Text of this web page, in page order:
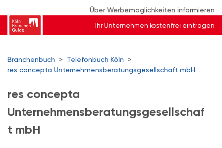
Über Werbemöglichkeiten informieren
Ihr Unternehmen kostenfrei eintragen
Branchenbuch > Telefonbuch Köln
>
res concepta Unternehmensberatungsgesellschaft mbH
res concepta
Unternehmensberatungsgesellschaf
t mbH